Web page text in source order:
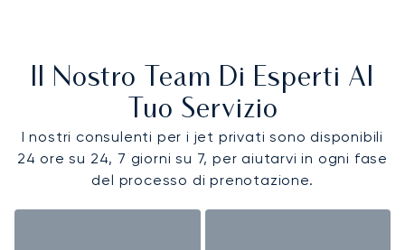
Il Nostro Team Di Esperti Al
Tuo Servizio
I nostri consulenti per i jet privati sono disponibili
24 ore su 24, 7 giorni su 7, per aiutarvi in ogni fase
del processo di prenotazione.